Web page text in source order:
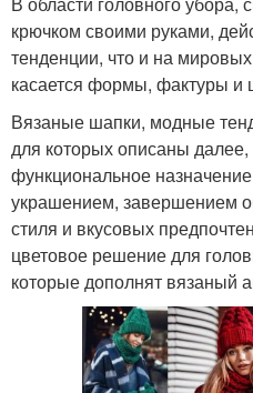
крючком своими руками,
тенденции, что и на
касается формы, фактуры и
Вязаные шапки, модные
для которых описаны
функциональное
украшением, завершением
стиля и вкусовых
цветовое решение для
которые дополнят вязаный